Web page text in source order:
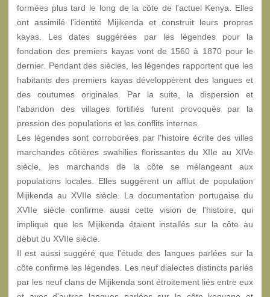
formées plus tard le long de la côte de l'actuel Kenya. Elles
ont assimilé l'identité Mijikenda et construit leurs propres
kayas. Les dates suggérées par les légendes pour la
fondation des premiers kayas vont de 1560 à 1870 pour le
dernier. Pendant des siècles, les légendes rapportent que les
habitants des premiers kayas développèrent des langues et
des coutumes originales. Par la suite, la dispersion et
l'abandon des villages fortifiés furent provoqués par la
pression des populations et les conflits internes.
Les légendes sont corroborées par l'histoire écrite des villes
marchandes côtières swahilies florissantes du XIIe au XIVe
siècle, les marchands de la côte se mélangeant aux
populations locales. Elles suggèrent un afflut de population
Mijikenda au XVIIe siècle. La documentation portugaise du
XVIIe siècle confirme aussi cette vision de l'histoire, qui
implique que les Mijikenda étaient installés sur la côte au
début du XVIIe siècle.
Il est aussi suggéré que l'étude des langues parlées sur la
côte confirme les légendes. Les neuf dialectes distincts parlés
par les neuf clans de Mijikenda sont étroitement liés entre eux